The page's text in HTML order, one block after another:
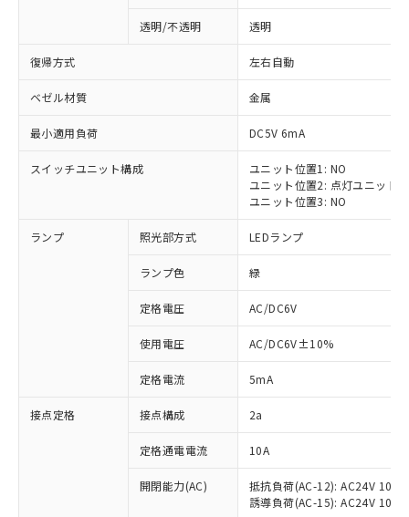
透明/不透明 透明
復帰方式 左右自動
ベゼル材質 金属
最小適用負荷 DC5V 6mA
スイッチユニット構成
ユニット位置1: NO
ユニット位置2: 点灯ユニット
ユニット位置3: NO
ランプ 照光部方式 LEDランプ
ランプ色 緑
定格電圧 AC/DC6V
使用電圧 AC/DC6V±10%
定格電流 5mA
接点定格 接点構成 2a
定格通電電流 10A
開閉能力(AC)
抵抗負荷(AC-12): AC24V 10A/
誘導負荷(AC-15): AC24V
ご利用条件
以下の条件をお読みいただき、同意のうえ
ご利用ください。
本サービスは、当社制御機器事業取扱
商品の当社在庫状況および標準価格
(税抜)を提供させていただくもので
当社制御機器事業取扱商品の中には、
対応済み：EU RoHS指令（10物質）の
非含有に対応した製品が提供可能な商品で
対応予定：EU RoHS指令（10物質）の非含
有に対応した製品に切り替える予定のある
対応予定なし：EU RoHS指令（10物質）の
非含有に非対応の商品で、対応品を出す予
調査・確認中：EU RoHS指令（10物質）の
非含有の対応状況を調査中または確認中の
非該当品：ライセンス料など無形物で、有
害物質有無と関係のない商品です。
仕入先様の事情により、非含有部品として
「○」：最大均質材料含有率が中国RoHSの
基準値以下であることを示します。
「×」：最大均質材料含有率が中国RoHSの